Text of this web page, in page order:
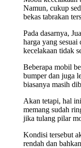
Namun, cukup
bekas tabrakan
Pada dasarnya,
harga yang
kecelakaan tidak
Beberapa mobil
bumper dan juga
biasanya masih
Akan tetapi, hal
memang sudah
jika tulang pilar
Kondisi tersebut
rendah dan